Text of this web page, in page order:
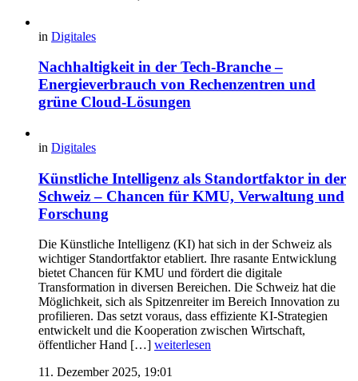
in Digitales
Nachhaltigkeit in der Tech-Branche –
Energieverbrauch von Rechenzentren und
grüne Cloud-Lösungen
in Digitales
Künstliche Intelligenz als Standortfaktor in der
Schweiz – Chancen für KMU, Verwaltung und
Forschung
Die Künstliche Intelligenz (KI) hat sich in der Schweiz als
wichtiger Standortfaktor etabliert. Ihre rasante Entwicklung
bietet Chancen für KMU und fördert die digitale
Transformation in diversen Bereichen. Die Schweiz hat die
Möglichkeit, sich als Spitzenreiter im Bereich Innovation zu
profilieren. Das setzt voraus, dass effiziente KI-Strategien
entwickelt und die Kooperation zwischen Wirtschaft,
öffentlicher Hand […] weiterlesen
11. Dezember 2025, 19:01